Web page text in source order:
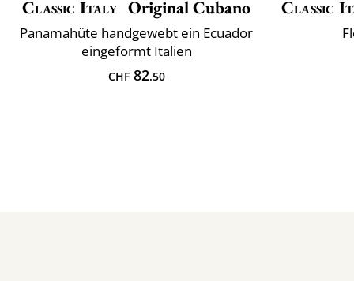
Classic Italy Original Cubano
Panamahüte handgewebt ein Ecuador
eingeformt Italien
CHF82.50
Classic